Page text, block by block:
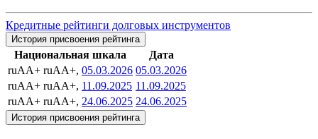
Кредитные рейтинги долговых инструментов
История присвоения рейтинга
Национальная шкала
Дата
ruAA+ ruAA+, 05.03.2026 05.03.2026
ruAA+ ruAA+, 11.09.2025 11.09.2025
ruAA+ ruAA+, 24.06.2025 24.06.2025
История присвоения рейтинга